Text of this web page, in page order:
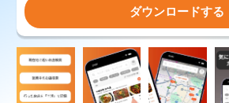
ダウンロードする